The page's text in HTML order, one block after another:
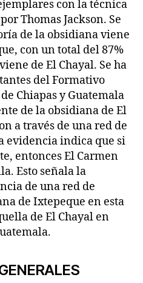
con la técnica
Thomas Jackson. Se
de la obsidiana viene
con un total del 87%
de El Chayal. Se ha
del Formativo
Chiapas y Guatemala
de la obsidiana de El
a través de una red de
evidencia indica que si
entonces El Carmen
Esto señala la
de una red de
de Ixtepeque en esta
de El Chayal en